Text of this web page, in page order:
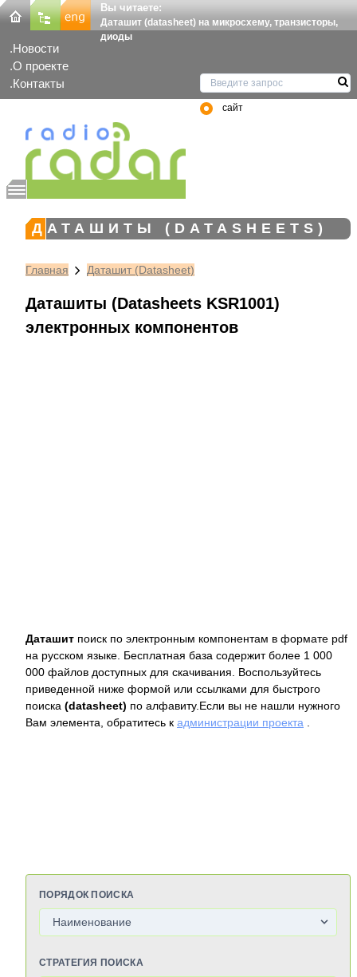
Вы читаете:
Даташит (datasheet) на микросхему, транзисторы,
диоды
Новости
О проекте
Контакты
сайт
ДАТАШИТЫ (DATASHEETS)
Главная Даташит (Datasheet)
Даташиты (Datasheets KSR1001)
электронных компонентов
Даташит поиск по электронным компонентам в формате pdf
на русском языке. Бесплатная база содержит более 1 000
000 файлов доступных для скачивания. Воспользуйтесь
приведенной ниже формой или ссылками для быстрого
поиска (datasheet) по алфавиту.Если вы не нашли нужного
Вам элемента, обратитесь к администрации проекта
ПОРЯДОК ПОИСКА
СТРАТЕГИЯ ПОИСКА